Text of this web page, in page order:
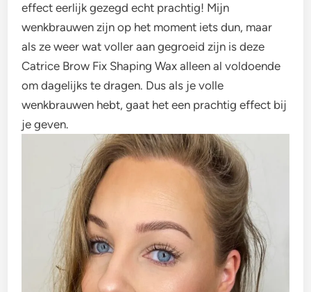
effect eerlijk gezegd echt prachtig! Mijn
wenkbrauwen zijn op het moment iets dun, maar
als ze weer wat voller aan gegroeid zijn is deze
Catrice Brow Fix Shaping Wax alleen al voldoende
om dagelijks te dragen. Dus als je volle
wenkbrauwen hebt, gaat het een prachtig effect bij
je geven.